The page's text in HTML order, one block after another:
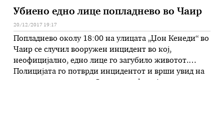
Убиено едно лице попладнево во Чаир
20/12/2017 19:17
Попладнево околу 18:00 на улицата „Џон Кенеди“ во
Чаир се случил вооружен инцидент во кој,
неофицијално, едно лице го загубило животот.
Полицијата го потврди инцидентот и врши увид на